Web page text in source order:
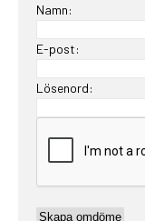
Namn:
E-post:
Lösenord: